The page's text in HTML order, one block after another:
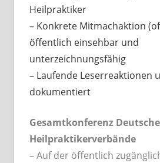
Heilpraktiker
– Konkrete Mitmachaktion
öffentlich einsehbar und
unterzeichnungsfähig
– Laufende Leserreaktionen
dokumentiert
Gesamtkonferenz
Heilpraktikerverbände
– Auf der öffentlich